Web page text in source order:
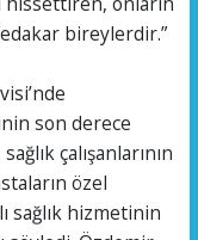
bireylerdir.”
son derece
çalışanlarının
özel
sağlık hizmetinin